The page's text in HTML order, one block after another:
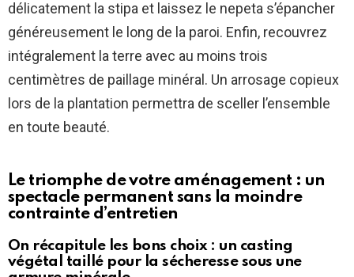
délicatement la stipa et laissez le nepeta s’épancher
généreusement le long de la paroi. Enfin, recouvrez
intégralement la terre avec au moins trois
centimètres de paillage minéral. Un arrosage copieux
lors de la plantation permettra de sceller l’ensemble
en toute beauté.
Le triomphe de votre aménagement : un
spectacle permanent sans la moindre
contrainte d’entretien
On récapitule les bons choix : un casting
végétal taillé pour la sécheresse sous une